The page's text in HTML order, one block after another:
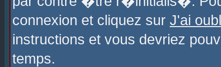
connexion et cliquez sur J'ai
instructions et vous devriez
temps.